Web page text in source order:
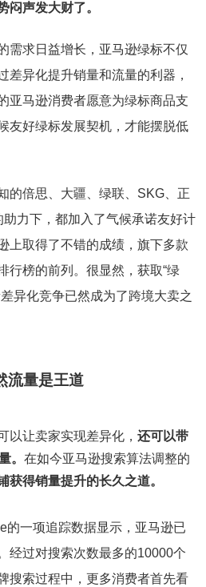
闷声发大财了。
需求日益增长，亚马逊绿标不仅
差异化提升销量和流量的利器，
亚马逊消费者愿意为绿标商品支
友好绿标发展契机，才能摆脱低
的倍思、大疆、绿联、SKG、正
力下，都加入了气候承诺友好计
上取得了不错的成绩，旗下多款
行榜的前列。很显然，获取“绿
异化竞争已然成为了跨境大卖之
流量是王道
以让卖家实现差异化， 还可以带
。 在如今亚马逊搜索算法调整的
获得销量提升的长久之道。
的一项追踪数据显示，亚马逊已
经过对搜索次数最多的10000个
搜索过程中，更多消费者首先看